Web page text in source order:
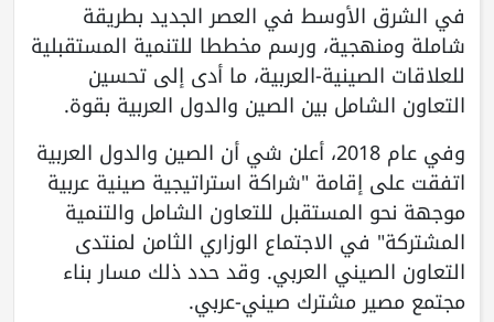
في الشرق الأوسط في العصر الجديد بطريقة
شاملة ومنهجية، ورسم مخططا للتنمية المستقبلية
للعلاقات الصينية-العربية، ما أدى إلى تحسين
التعاون الشامل بين الصين والدول العربية بقوة.
وفي عام 2018، أعلن شي أن الصين والدول العربية
اتفقت على إقامة "شراكة استراتيجية صينية عربية
موجهة نحو المستقبل للتعاون الشامل والتنمية
المشتركة" في الاجتماع الوزاري الثامن لمنتدى
التعاون الصيني العربي. وقد حدد ذلك مسار بناء
مجتمع مصير مشترك صيني-عربي.